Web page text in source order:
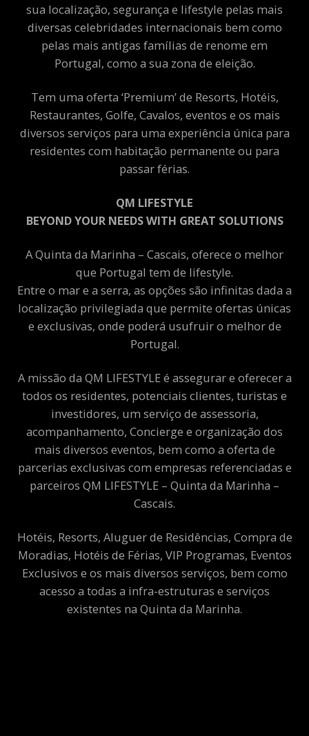
sua localização, segurança e lifestyle pelas mais
diversas celebridades internacionais bem como
pelas mais antigas famílias de renome em
Portugal, como a sua zona de eleição.
Tem uma oferta ‘Premium’ de Resorts, Hotéis,
Restaurantes, Golfe, Cavalos, eventos e os mais
diversos serviços para uma experiência única para
residentes com habitação permanente ou para
passar férias.
QM LIFESTYLE
BEYOND YOUR NEEDS WITH GREAT SOLUTIONS
A Quinta da Marinha – Cascais, oferece o melhor
que Portugal tem de lifestyle.
Entre o mar e a serra, as opções são infinitas dada a
localização privilegiada que permite ofertas únicas
e exclusivas, onde poderá usufruir o melhor de
Portugal.
A missão da QM LIFESTYLE é assegurar e oferecer a
todos os residentes, potenciais clientes, turistas e
investidores, um serviço de assessoria,
acompanhamento, Concierge e organização dos
mais diversos eventos, bem como a oferta de
parcerias exclusivas com empresas referenciadas e
parceiros QM LIFESTYLE – Quinta da Marinha –
Cascais.
Hotéis, Resorts, Aluguer de Residências, Compra de
Moradias, Hotéis de Férias, VIP Programas, Eventos
Exclusivos e os mais diversos serviços, bem como
acesso a todas a infra-estruturas e serviços
existentes na Quinta da Marinha.